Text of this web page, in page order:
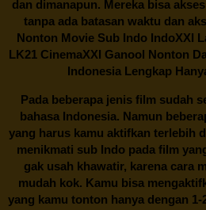
dan dimanapun. Mereka bisa
tanpa ada batasan waktu dan
Nonton Movie Sub Indo IndoXXI
LK21 CinemaXXI Ganool Nonton
Indonesia Lengkap
Pada beberapa jenis film sudah
bahasa Indonesia. Namun
yang harus kamu aktifkan terlebih
menikmati sub Indo pada film
gak usah khawatir, karena cara
mudah kok. Kamu bisa
yang kamu tonton hanya dengan